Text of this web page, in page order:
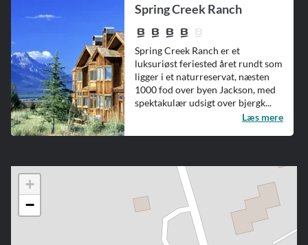
Spring Creek Ranch
Spring Creek Ranch er et
luksuriøst feriested året rundt som
ligger i et naturreservat, næsten
1000 fod over byen Jackson, med
spektakulær udsigt over bjergk...
Læs mere
+
−